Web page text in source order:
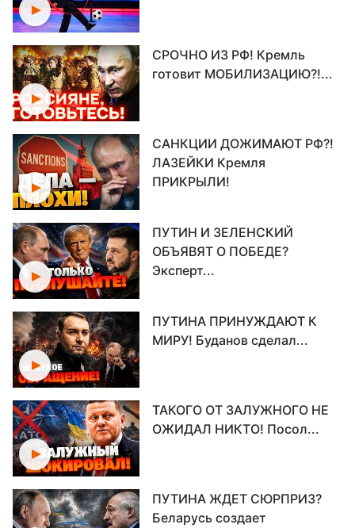
СРОЧНО ИЗ РФ! Кремль
готовит МОБИЛИЗАЦИЮ?!...
САНКЦИИ ДОЖИМАЮТ РФ?!
ЛАЗЕЙКИ Кремля
ПРИКРЫЛИ!
ПУТИН И ЗЕЛЕНСКИЙ
ОБЪЯВЯТ О ПОБЕДЕ?
Эксперт...
ПУТИНА ПРИНУЖДАЮТ К
МИРУ! Буданов сделал...
ТАКОГО ОТ ЗАЛУЖНОГО НЕ
ОЖИДАЛ НИКТО! Посол...
ПУТИНА ЖДЕТ СЮРПРИЗ?
Беларусь создает